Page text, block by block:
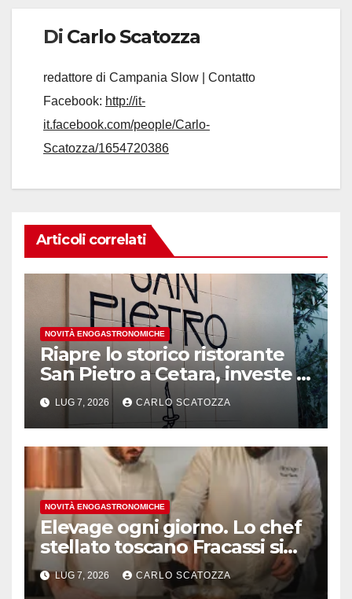
Di Carlo Scatozza
redattore di Campania Slow | Contatto
Facebook: http://it-
it.facebook.com/people/Carlo-
Scatozza/1654720386
Articoli correlati
NOVITÀ ENOGASTRONOMICHE
Riapre lo storico ristorante
San Pietro a Cetara, investe il
gruppo Armatore
LUG 7, 2026 CARLO SCATOZZA
NOVITÀ ENOGASTRONOMICHE
Elevage ogni giorno. Lo chef
stellato toscano Fracassi si
trasferisce a Trentola
Ducenta
LUG 7, 2026 CARLO SCATOZZA